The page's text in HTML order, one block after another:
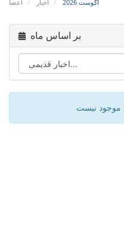
اعضا اخبار اگوست 2026
بر اساس ماه
موجود نیست